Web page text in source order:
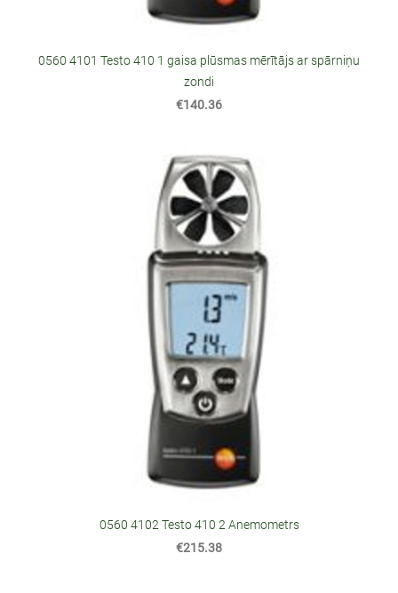
0560 4101 Testo 410 1 gaisa plūsmas mērītājs ar spārniņu
zondi
€140.36
0560 4102 Testo 410 2 Anemometrs
€215.38